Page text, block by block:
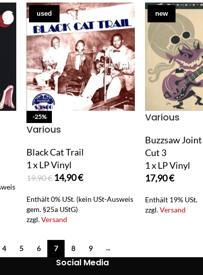
used
-25%
Various
Black Cat Trail
1 x LP Vinyl
19,90€ 14,90€
Enthält 0% USt. (kein USt-Ausweis
gem. §25a UStG)
zzgl.Versand
new
Various
Buzzsaw
Cut 3
1 x LP Vinyl
17,90€
Enthält 19% USt.
zzgl.Versand
4 5 6 7 8 9 →
Social Media